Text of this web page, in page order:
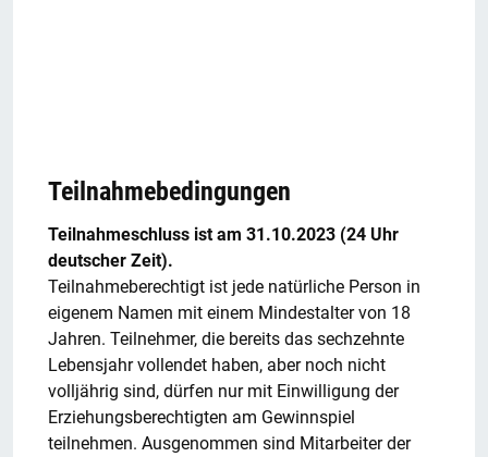
Teilnahmebedingungen
Teilnahmeschluss ist am 31.10.2023 (24 Uhr
deutscher Zeit).
Teilnahmeberechtigt ist jede natürliche Person in
eigenem Namen mit einem Mindestalter von 18
Jahren. Teilnehmer, die bereits das sechzehnte
Lebensjahr vollendet haben, aber noch nicht
volljährig sind, dürfen nur mit Einwilligung der
Erziehungsberechtigten am Gewinnspiel
teilnehmen. Ausgenommen sind Mitarbeiter der